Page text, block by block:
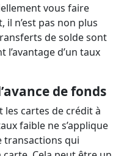
vous faire
il n’est pas non plus
de solde sont
l’avantage d’un taux
de fonds
les cartes de crédit à
faible ne s’applique
transactions qui